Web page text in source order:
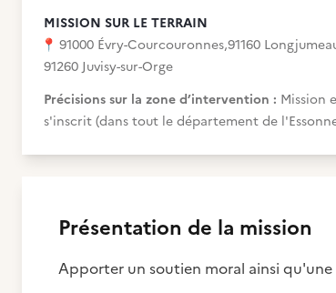
MISSION SUR LE TERRAIN
📍 91000 Évry-Courcouronnes,91160
91260 Juvisy-sur-Orge
Précisions sur la zone d’intervention : Mission
s'inscrit (dans tout le département de
Présentation de la mission
Apporter un soutien moral ainsi